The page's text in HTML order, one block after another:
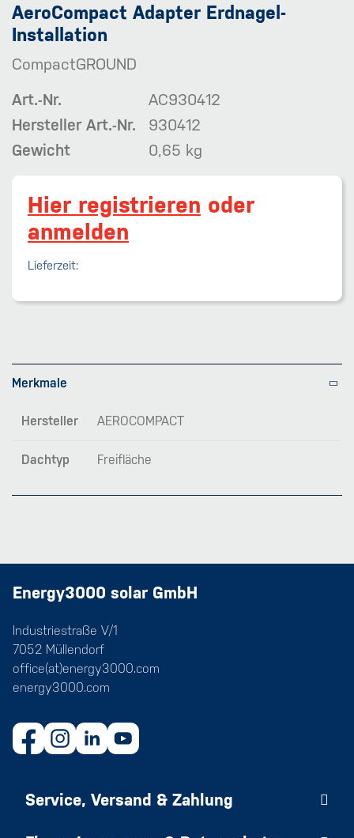
AeroCompact Adapter Erdnagel-
Installation
CompactGROUND
Art.-Nr.
AC930412
Hersteller Art.-Nr.
930412
Gewicht
0,65 kg
Hier registrieren oder
anmelden
Lieferzeit:
Merkmale
Hersteller AEROCOMPACT
Dachtyp Freifläche
Energy3000 solar GmbH
Industriestraße V/1
7052 Müllendorf
office(at)energy3000.com
energy3000.com
Service, Versand & Zahlung